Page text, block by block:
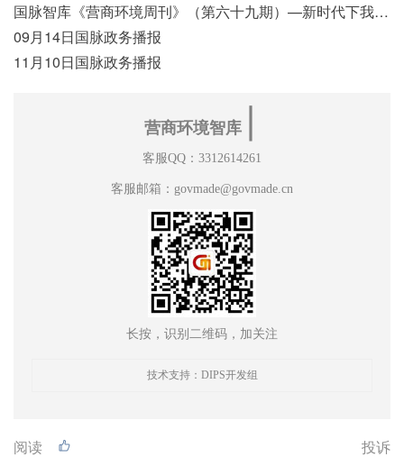
国脉智库《营商环境周刊》（第六十九期）—新时代下我国营商环境标准体系构建初探
09月14日国脉政务播报
11月10日国脉政务播报
营商环境智库
客服QQ：3312614261
客服邮箱：govmade@govmade.cn
长按，识别二维码，加关注
技术支持：DIPS开发组
阅读 投诉